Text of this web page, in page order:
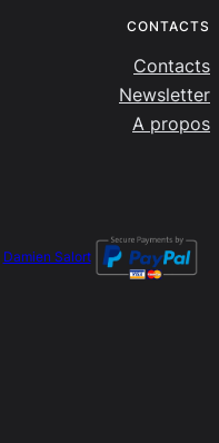
CONTACTS
Contacts
Newsletter
A propos
Damien Salort